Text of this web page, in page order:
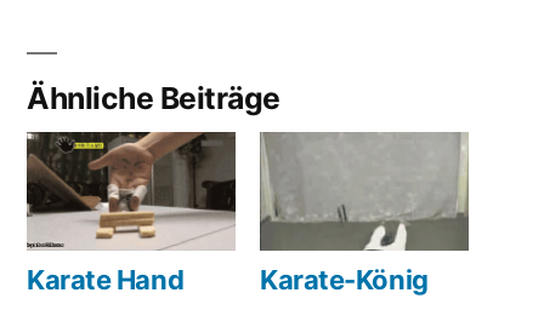
Ähnliche Beiträge
Karate Hand Karate-König